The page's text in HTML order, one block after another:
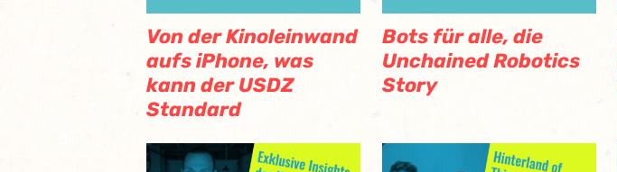
Von der Kinoleinwand
aufs iPhone, was
kann der USDZ
Standard
Bots für alle, die
Unchained Robotics
Story